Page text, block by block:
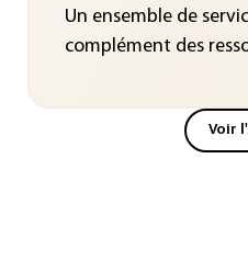
Un ensemble de
complément des
Voir